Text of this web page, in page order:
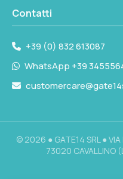
Contatti
+39 (0) 832 613087
WhatsApp +39
© 2026 ● GATE14 SRL ● VIA
73020 CAVALLINO